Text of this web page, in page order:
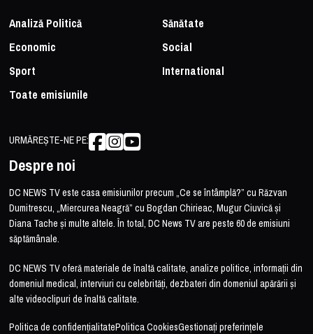
Analiză Politică
Sănătate
Economic
Social
Sport
International
Toate emisiunile
URMĂREȘTE-NE PE:
Despre noi
DC NEWS TV este casa emisiunilor precum „Ce se întâmplă?” cu Răzvan
Dumitrescu, „Miercurea Neagră” cu Bogdan Chirieac, Mugur Ciuvică și
Diana Tache și multe altele. În total, DC News TV are peste 60 de emisiuni
săptămânale.
DC NEWS TV oferă materiale de înaltă calitate, analize politice, informații din
domeniul medical, interviuri cu celebrități, dezbateri din domeniul apărării și
alte videoclipuri de înaltă calitate.
Politica de confidențialitatePolitica CookiesGestionați preferințele